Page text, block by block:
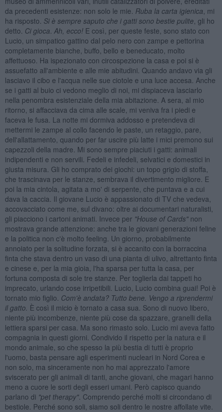
da precedenti esistenze: non solo le mie. Ruba la carta igienica , mi
ha risposto. Si è sempre saputo che i gatti sono bestie pulite , gli ho
detto. Ci gioca Ah, ecco!E così, per queste feste, sono stato con
Lucio, un simpatico gattino dal pelo nero con zampe e pettorina
completamente bianche, buffo, bello e beneducato, molto
affettuoso. Ha ispezionato con circospezione la casa e poi si è
assuefatto all'ambiente e alle mie abitudini. Quando andavo via gli
lasciavo il cibo e l'acqua nelle sue ciotole e una luce accesa. Anche
se i gatti al buio ci vedono meglio di noi, mi dispiaceva lasciarlo
nella penombra esistenziale della mia abitazione. A sera, al mio
ritorno, si affacciava da cima alle scale, mi veniva fra i piedi e
faceva le fusa. La notte mi dormiva addosso e pretendeva di
mettermi le zampe al collo facendo le paste, un retaggio, pare,
dell'allattamento, quando per far uscire più latte i mici premono sui
capezzoli della madre. Mi sono sempre piaciuti i gatti: animali
indipendenti e non servili. Fedeli e infedeli, selvatici e domestici in
giusta misura. Gli ho comprato dei giochi: un topo grigio di stoffa,
che trascinava per le stanze, sembrava il divertimento migliore. E
poi la mia cintola, agitata a mo' di serpente, che puntava e a cui
dava la caccia. Il giovane Lucio è appassionato di TV che vedeva,
accovacciato come me, sul divano: oltre ai documentari naturalisti,
gli piacciono i cartoni animati. Invece per "House of Cards"non
mostrava grande attenzione: anche tra le giovani generazioni feline
e la politica non c'è molto feeling. Un giorno, probabilmente
annoiato per la solitudine forzata, si è accanito con la borraccina
finta che stava dentro un vaso di una pianta di ulivo, altrettanto finta
e cinese e, per la mia gioia, l'ha sparsa per tutta la casa, per
fortuna composta di sole tre stanze. Per toglierla dai tappeti ho
imprecato, urlando cose irripetibili. Lucio, Lucio combina guai! Poi è
tornato mio figlio. Com'è andata? Tutto bene. Vengo a riprendermi
il gatto. È così il micio è tornato a casa sua. Sono di nuovo libero,
niente più incombenze, niente più cose da spazzare, granelli della
lettiera sparsi per casa. Ma sono rimasto solo. Lucio mi aveva fatto
compagnia in questi giorni. Condivido il rispetto per la natura e il
mondo animale, so che spesso la più bestia di tutti è proprio
l'uomo, basta pensare agli esperimenti nucleari in Nord Corea e
non solo, ma sinceramente non ho mai apprezzato l'amore
sviscerato per gli animali di tanti, anche giovani, che magari hanno
meno a cuore le sorti degli esseri umani. Però capisco quando
parlano di "pet therapy". Comprendo perché molti si circondano di
bestiole. Perché sono soli, siamo soli dentro le nostre affollate vite.